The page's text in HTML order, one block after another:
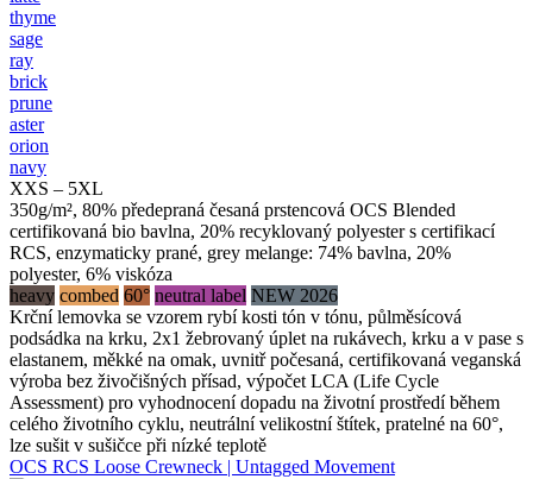
thyme
sage
ray
brick
prune
aster
orion
navy
XXS – 5XL
350g/m², 80% předepraná česaná prstencová OCS Blended
certifikovaná bio bavlna, 20% recyklovaný polyester s certifikací
RCS, enzymaticky prané, grey melange: 74% bavlna, 20%
polyester, 6% viskóza
heavy combed 60° neutral label NEW 2026
Krční lemovka se vzorem rybí kosti tón v tónu, půlměsícová
podsádka na krku, 2x1 žebrovaný úplet na rukávech, krku a v pase s
elastanem, měkké na omak, uvnitř počesaná, certifikovaná veganská
výroba bez živočišných přísad, výpočet LCA (Life Cycle
Assessment) pro vyhodnocení dopadu na životní prostředí během
celého životního cyklu, neutrální velikostní štítek, pratelné na 60°,
lze sušit v sušičce při nízké teplotě
OCS RCS Loose Crewneck | Untagged Movement